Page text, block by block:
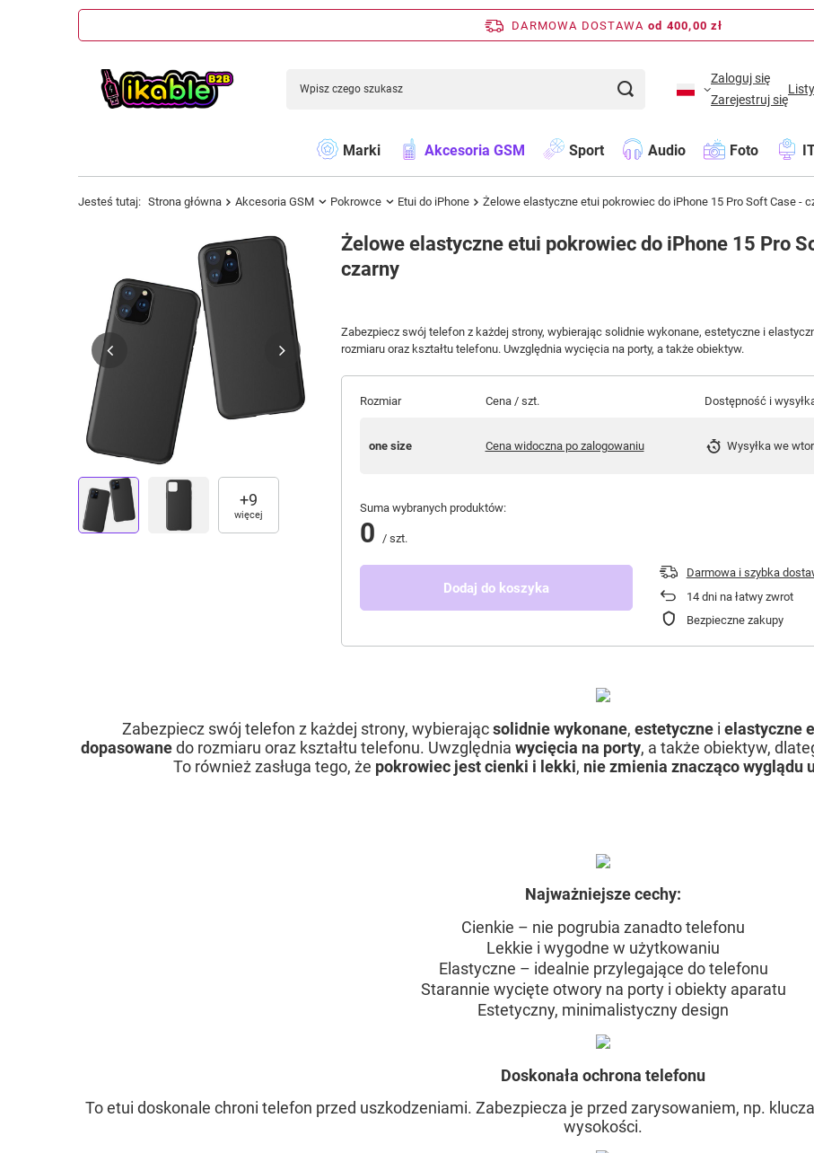
DARMOWA DOSTAWA od 400,00 zł
Zaloguj się
Zarejestruj się
Marki Akcesoria GSM Sport Audio Foto
Jesteś tutaj: Strona główna Akcesoria GSM Pokrowce Etui do iPhone Żelowe elastyczne etui pokrowiec do iPhone 15 Pro Soft Case -
+9
więcej
Żelowe elastyczne etui pokrowiec do iPhone 15 Pro
czarny
Zabezpiecz swój telefon z każdej strony, wybierając solidnie wykonane, estetyczne i
rozmiaru oraz kształtu telefonu. Uwzględnia wycięcia na porty, a także obiektyw.
Rozmiar Cena / szt. Dostępność i
one size Cena widoczna po zalogowaniu Wysyłka we
Suma wybranych produktów:
0 / szt.
Dodaj do koszyka
Darmowa i szybka
14dni na łatwy zwrot
Bezpieczne zakupy
Zabezpiecz swój telefon z każdej strony, wybierającsolidnie wykonane, estetyczne i elastyczne
dopasowanedo rozmiaru oraz kształtu telefonu. Uwzględnia wycięcia na porty, a także obiektyw,
To również zasługa tego, że pokrowiec jest cienki i lekki, nie zmienia znacząco wyglądu
Najważniejsze cechy:
Cienkie – nie pogrubia zanadto telefonu
Lekkie i wygodne w użytkowaniu
Elastyczne – idealnie przylegające do telefonu
Starannie wycięte otwory na porty i obiekty aparatu
Estetyczny, minimalistyczny design
Doskonała ochrona telefonu
To etui doskonale chroni telefon przed uszkodzeniami. Zabezpiecza je przed zarysowaniem, np.
wysokości.